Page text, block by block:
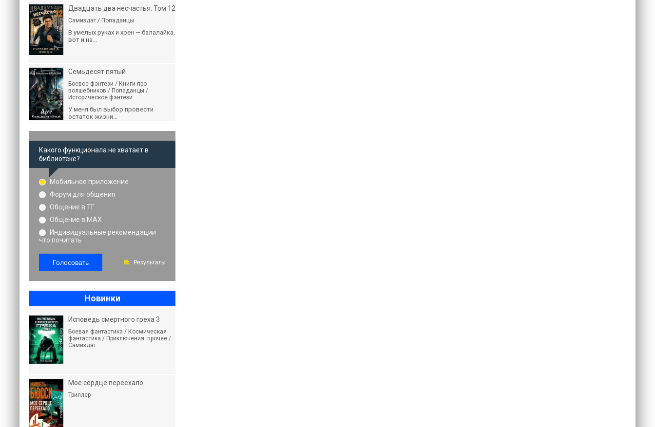
Двадцать два несчастья. Том 12
Самиздат / Попаданцы
В умелых руках и хрен — балалайка,
вот и на...
Семьдесят пятый
Боевое фэнтези / Книги про
волшебников / Попаданцы /
Историческое фэнтези
У меня был выбор провести
остаток жизни...
Какого функционала не хватает в
библиотеке?
Мобильное приложение
Форум для общения
Общение в ТГ
Общение в MAX
Индивидуальные рекомендации
что почитать
Голосовать Результаты
Новинки
Исповедь смертного греха 3
Боевая фантастика / Космическая
фантастика / Приключения: прочее /
Самиздат
Мое сердце переехало
Триллер